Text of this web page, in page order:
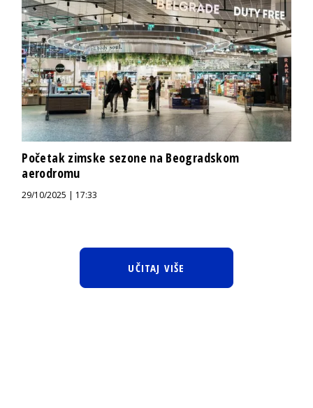
Početak zimske sezone na Beogradskom
aerodromu
29/10/2025 | 17:33
UČITAJ VIŠE